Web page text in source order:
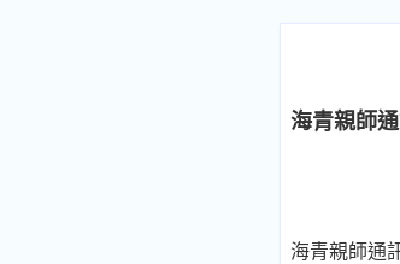
海青親師
海青親師通